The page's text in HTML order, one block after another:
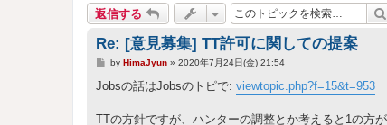
返信する
Re: [意見募集] TT許可に関しての提案
投
記
by HimaJyun» 2020年7月24日(金) 21:54
Jobsの話はJobsのトピで: viewtopic.php?f=15&t=953
TTの方針ですが、ハンターの調整とか考えると1の方が